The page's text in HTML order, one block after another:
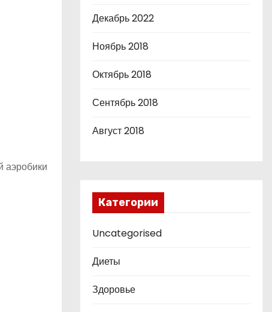
аэробики
Декабрь 2022
Ноябрь 2018
Октябрь 2018
Сентябрь 2018
Август 2018
Категории
Uncategorised
Диеты
Здоровье